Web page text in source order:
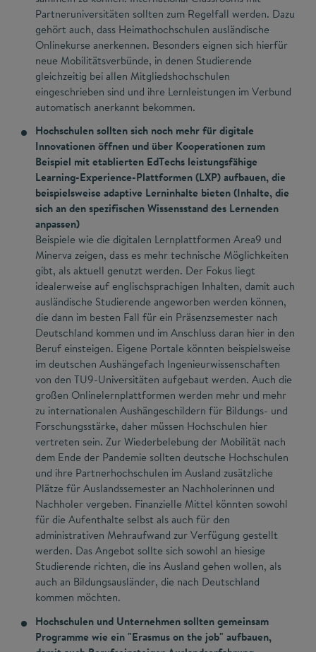
Partneruniversitäten sollten zum Regelfall werden. Dazu
gehört auch, dass Heimathochschulen ausländische
Onlinekurse anerkennen. Besonders eignen sich hierfür
neue Mobilitätsverbünde, in denen Studierende
gleichzeitig bei allen Mitgliedshochschulen
eingeschrieben sind und ihre Lernleistungen im Verbund
automatisch anerkannt bekommen.
Hochschulen sollten sich noch mehr für digitale
Innovationen öffnen und über Kooperationen zum
Beispiel mit etablierten EdTechs leistungsfähige
Learning-Experience-Plattformen (LXP) aufbauen, die
beispielsweise adaptive Lerninhalte bieten (Inhalte, die
sich an den spezifischen Wissensstand des Lernenden
anpassen)
Beispiele wie die digitalen Lernplattformen Area9 und
Minerva zeigen, dass es mehr technische Möglichkeiten
gibt, als aktuell genutzt werden. Der Fokus liegt
idealerweise auf englischsprachigen Inhalten, damit auch
ausländische Studierende angeworben werden können,
die dann im besten Fall für ein Präsenzsemester nach
Deutschland kommen und im Anschluss daran hier in den
Beruf einsteigen. Eigene Portale könnten beispielsweise
im deutschen Aushängefach Ingenieurwissenschaften
von den TU9-Universitäten aufgebaut werden. Auch die
großen Onlinelernplattformen werden mehr und mehr
zu internationalen Aushängeschildern für Bildungs- und
Forschungsstärke, daher müssen Hochschulen hier
vertreten sein. Zur Wiederbelebung der Mobilität nach
dem Ende der Pandemie sollten deutsche Hochschulen
und ihre Partnerhochschulen im Ausland zusätzliche
Plätze für Auslandssemester an Nachholerinnen und
Nachholer vergeben. Finanzielle Mittel könnten sowohl
für die Aufenthalte selbst als auch für den
administrativen Mehraufwand zur Verfügung gestellt
werden. Das Angebot sollte sich sowohl an hiesige
Studierende richten, die ins Ausland gehen wollen, als
auch an Bildungsausländer, die nach Deutschland
kommen möchten.
Hochschulen und Unternehmen sollten gemeinsam
Programme wie ein "Erasmus on the job" aufbauen,